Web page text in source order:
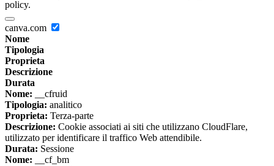
policy.
canva.com
Nome
Tipologia
Proprieta
Descrizione
Durata
Nome: __cfruid
Tipologia: analitico
Proprieta: Terza-parte
Descrizione: Cookie associati ai siti che utilizzano CloudFlare,
utilizzato per identificare il traffico Web attendibile.
Durata: Sessione
Nome: __cf_bm